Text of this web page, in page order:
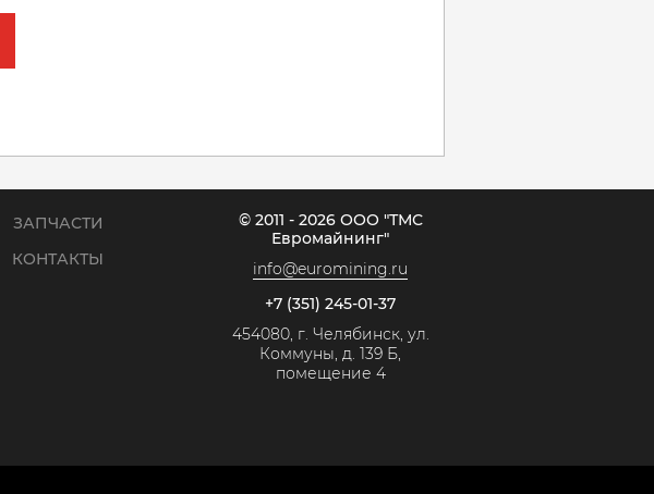
ЗАПЧАСТИ
КОНТАКТЫ
© 2011 - 2026 ООО "ТМС
Евромайнинг"
info@euromining.ru
+7 (351) 245-01-37
454080, г. Челябинск, ул.
Коммуны, д. 139 Б,
помещение 4